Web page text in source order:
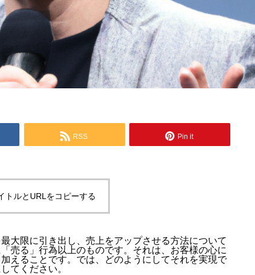
RSS Pin it
トルとURLをコピーする
大限に引き出し、売上をアップさせる方法について
売る」行為以上のものです。それは、お客様の心に
えることです。では、どのようにしてそれを実現で
てください。